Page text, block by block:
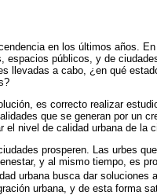
en los últimos años.
espacios públicos, y de
llevadas a cabo, ¿en qué
es correcto realizar
que se generan por un
nivel de calidad urbana de la
prosperen. Las urbes
y al mismo tiempo, es
urbana busca dar soluciones
urbana, y de esta forma